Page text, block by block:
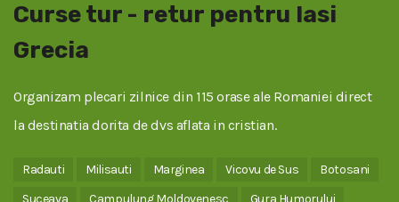
Curse tur - retur pentru Iasi
Grecia
Organizam plecari zilnice din 115 orase ale Romaniei direct
la destinatia dorita de dvs aflata in cristian.
Radauti Milisauti Marginea Vicovu de Sus
Botosani
Suceava
Campulung Moldovenesc
Gura Humorului